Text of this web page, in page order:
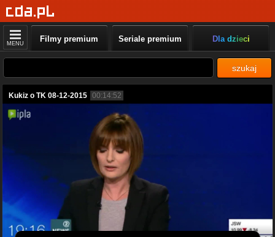
MENU Filmy premium Seriale premium Dla dzieci
szukaj
Kukiz o TK 08-12-2015 00:14:52